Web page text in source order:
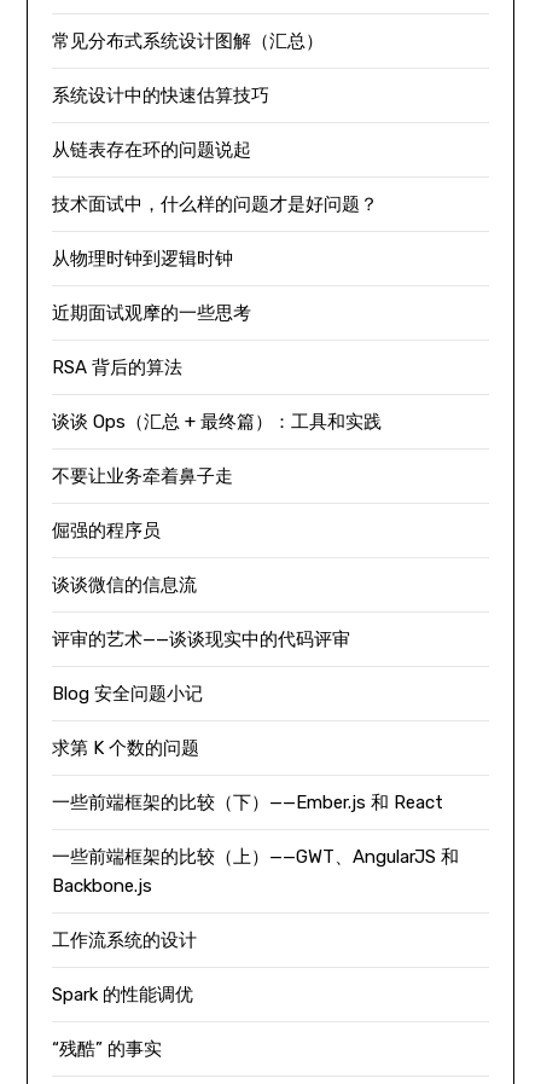
常见分布式系统设计图解（汇总）
系统设计中的快速估算技巧
从链表存在环的问题说起
技术面试中，什么样的问题才是好问题？
从物理时钟到逻辑时钟
近期面试观摩的一些思考
RSA 背后的算法
谈谈 Ops（汇总 + 最终篇）：工具和实践
不要让业务牵着鼻子走
倔强的程序员
谈谈微信的信息流
评审的艺术——谈谈现实中的代码评审
Blog 安全问题小记
求第 K 个数的问题
一些前端框架的比较（下）——Ember.js 和 React
一些前端框架的比较（上）——GWT、AngularJS 和
Backbone.js
工作流系统的设计
Spark 的性能调优
“残酷” 的事实